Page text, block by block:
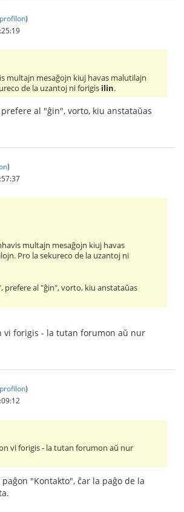
)
multajn mesaĝojn kiuj havas malutilajn
de la uzantoj ni forigis ilin.
al "ĝin", vorto, kiu anstataŭas
)
multajn mesaĝojn kiuj havas
Pro la sekureco de la uzantoj ni
prefere al "ĝin", vorto, kiu anstataŭas
vi forigis - la tutan forumon aŭ nur
)
vi forigis - la tutan forumon aŭ nur
"Kontakto", ĉar la paĝo de la